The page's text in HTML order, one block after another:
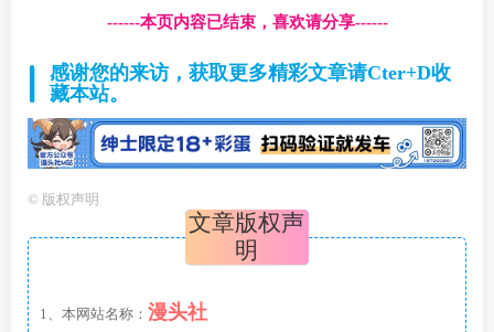
------本页内容已结束，喜欢请分享------
感谢您的来访，获取更多精彩文章请Cter+D收
藏本站。
© 版权声明
文章版权声
明
1、本网站名称： 漫头社